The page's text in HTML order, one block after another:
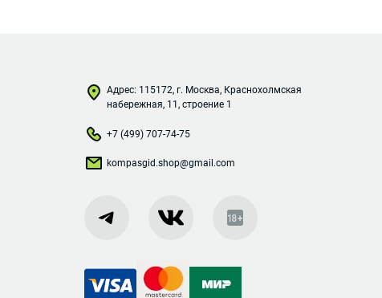
Адрес: 115172, г. Москва, Краснохолмская
набережная, 11, строение 1
+7 (499) 707-74-75
kompasgid.shop@gmail.com